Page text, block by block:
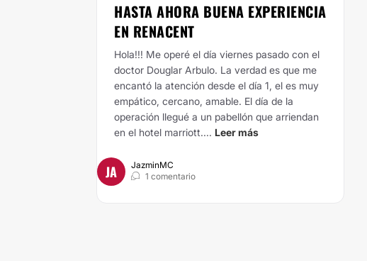
HASTA AHORA BUENA EXPERIENCIA
EN RENACENT
Hola!!! Me operé el día viernes pasado con el
doctor Douglar Arbulo. La verdad es que me
encantó la atención desde el día 1, el es muy
empático, cercano, amable. El día de la
operación llegué a un pabellón que arriendan
en el hotel marriott.... Leer más
JA
JazminMC
1 comentario